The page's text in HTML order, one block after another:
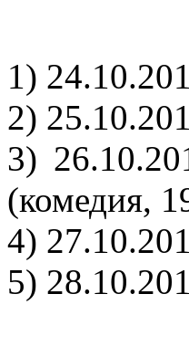
1)
2)
3)
(комедия,
4)
5)